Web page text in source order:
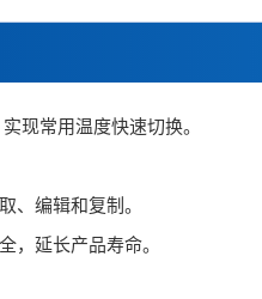
现常用温度快速切换。
、编辑和复制。
，延长产品寿命。